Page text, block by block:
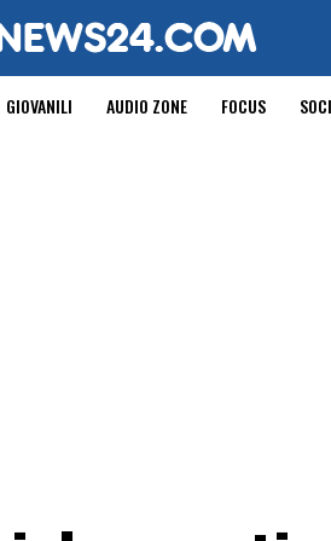
GIOVANILI AUDIO ZONE FOCUS